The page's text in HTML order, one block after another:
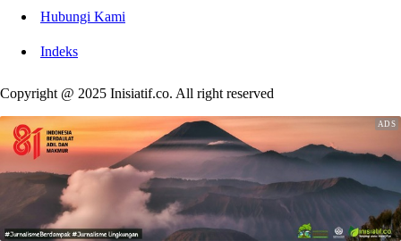
Hubungi Kami
Indeks
Copyright @ 2025 Inisiatif.co. All right reserved